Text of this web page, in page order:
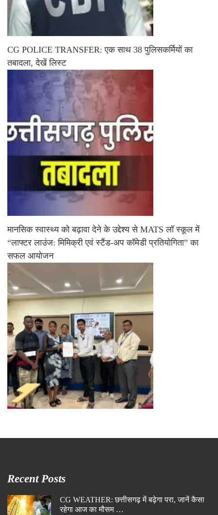
CG POLICE TRANSFER: एक साथ 38 पुलिसकर्मियों का
तबादला, देखें लिस्ट
मानसिक स्वास्थ्य को बढ़ावा देने के उद्देश्य से MATS लॉ स्कूल में
“लाफ्टर लाउंज: मिमिक्री एवं स्टैंड-अप कॉमेडी प्रतियोगिता” का
सफल आयोजन
Recent Posts
CG WEATHER: छत्तीसगढ़ में बढ़ेगा परा, जानें कैसा
रहेगा आज का मौसम …